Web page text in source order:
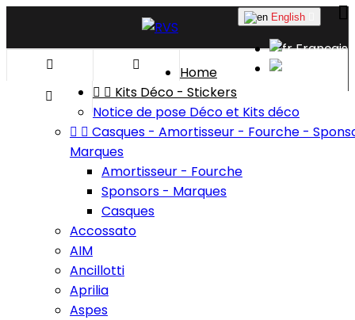
English
Français



Home
  Kits Déco - Stickers
Notice de pose Déco et Kits déco
  Casques - Amortisseur - Fourche -
Marques
Amortisseur - Fourche
Sponsors - Marques
Casques
Accossato
AIM
Ancillotti
Aprilia
Aspes